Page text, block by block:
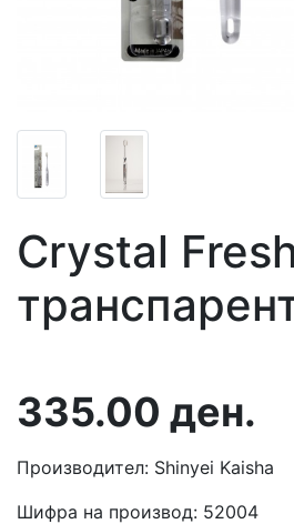
Crystal
335.00 ден.
Производител: Shinyei Kaisha
Шифра на производ: 52004